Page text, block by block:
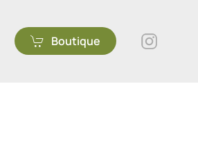
Boutique